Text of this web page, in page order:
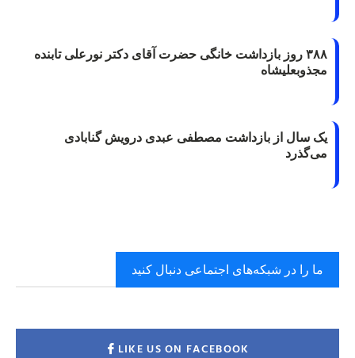
۳۸۸ روز بازداشت خانگی حضرت آقای دکتر نورعلی تابنده
مجذوبعلیشاه
یک سال از بازداشت مصطفی عبدی درویش گنابادی
می‌گذرد
ما را در شبکه‌های اجتماعی دنبال کنید
LIKE US ON FACEBOOK